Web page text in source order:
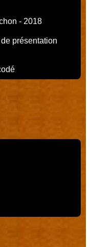
- 2018
présentation